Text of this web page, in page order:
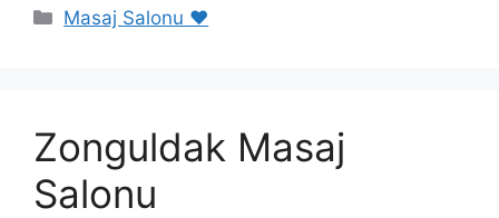
Kategoriler
Masaj Salonu ❤️
Zonguldak Masaj
Salonu